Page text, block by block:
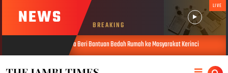
NEWS BREAKING
LIVE
Afuan Yuza Putra Beri Bantuan Bedah Rumah ke Masyarakat Kerinci JUL 17, 2026